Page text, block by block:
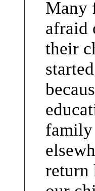
Many
afraid
their
family
return